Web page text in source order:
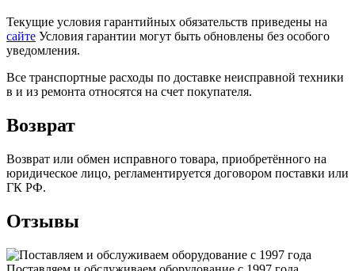
Текущие условия гарантийных обязательств приведены на
сайте Условия гарантии могут быть обновлены без особого
уведомления.
Все транспортные расходы по доставке неисправной техники
в и из ремонта относятся на счет покупателя.
Возврат
Возврат или обмен исправного товара, приобретённого на
юридическое лицо, регламентируется договором поставки или
ГК РФ.
Отзывы